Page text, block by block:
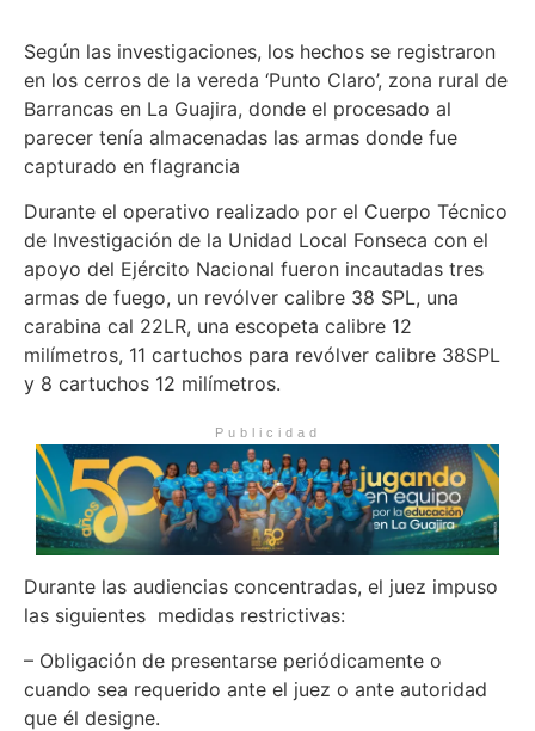
Según las investigaciones, los hechos se registraron
en los cerros de la vereda ‘Punto Claro’, zona rural de
Barrancas en La Guajira, donde el procesado al
parecer tenía almacenadas las armas donde fue
capturado en flagrancia
Durante el operativo realizado por el Cuerpo Técnico
de Investigación de la Unidad Local Fonseca con el
apoyo del Ejército Nacional fueron incautadas tres
armas de fuego, un revólver calibre 38 SPL, una
carabina cal 22LR, una escopeta calibre 12
milímetros, 11 cartuchos para revólver calibre 38SPL
y 8 cartuchos 12 milímetros.
Publicidad
Durante las audiencias concentradas, el juez impuso
las siguientes medidas restrictivas:
– Obligación de presentarse periódicamente o
cuando sea requerido ante el juez o ante autoridad
que él designe.